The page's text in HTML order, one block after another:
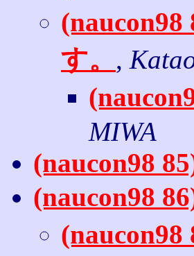
(naucon98
す。 ,
MIWA
(naucon98
(naucon98